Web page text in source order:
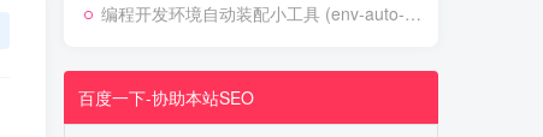
编程开发环境自动装配小工具 (env-auto-setup)
百度一下-协助本站SEO